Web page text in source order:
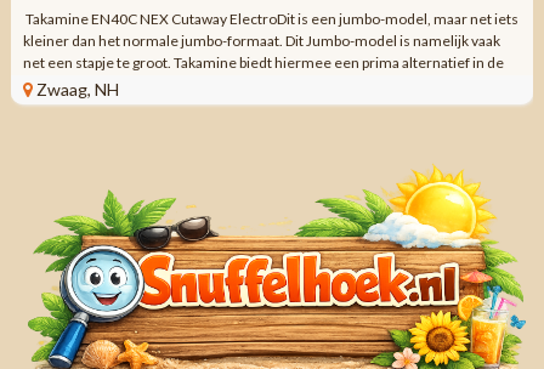
Takamine EN40C NEX Cutaway ElectroDit is een jumbo-model, maar net iets
kleiner dan het normale jumbo-formaat. Dit Jumbo-model is namelijk vaak
net een stapje te groot. Takamine biedt hiermee een prima alternatief in de
vorm van de ...
Zwaag, NH